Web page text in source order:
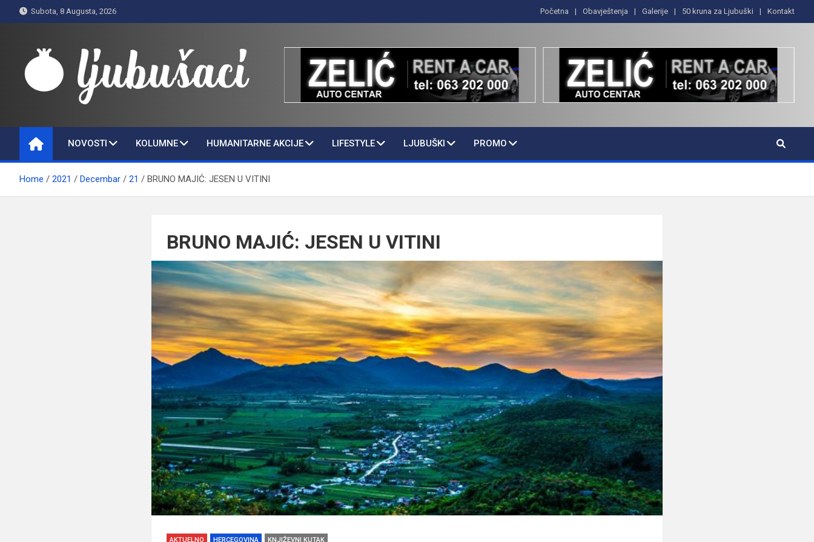
to
Subota, 8 Augusta, 2026 Početna Obavještenja Galerije 50 kruna za Ljubuški Kontakt
Ljubušaci
NOVOSTI KOLUMNE HUMANITARNE AKCIJE LIFESTYLE LJUBUŠKI PROMO
Home 2021 Decembar 21 BRUNO MAJIĆ: JESEN U VITINI
BRUNO MAJIĆ: JESEN U VITINI
AKTUELNO HERCEGOVINA KNJIŽEVNI KUTAK